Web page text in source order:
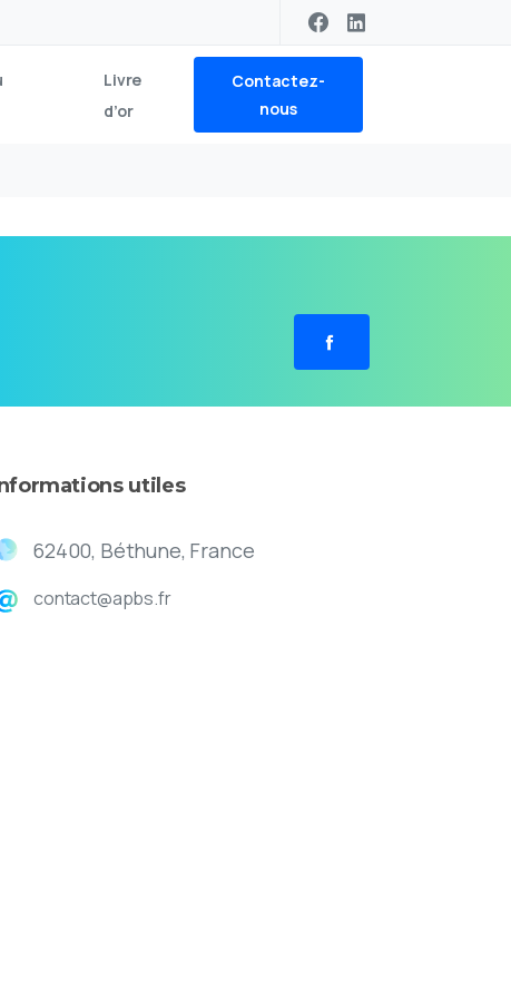
Livre
d’or
Contactez-
nous
utiles
62400, Béthune, France
contact@apbs.fr